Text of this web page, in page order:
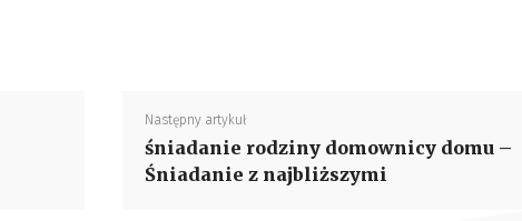
Następny artykuł
śniadanie rodziny domownicy domu –
Śniadanie z najbliższymi